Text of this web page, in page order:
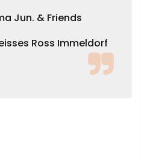
Jun. & Friends
Ross Immeldorf